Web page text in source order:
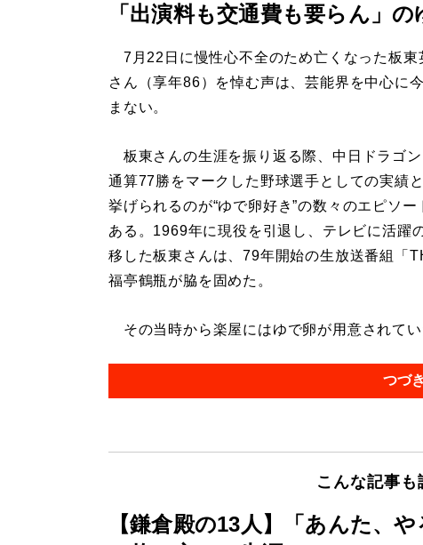
「出演料も交通費も要らん」
7月22日に慢性心不全のため亡くなった板東
さん（享年86）を悼む声は、芸能界を中心に
まない。
板東さんの生涯を振り返る際、中日ドラゴ
通算77勝をマークした野球選手としての実績
挙げられるのが“ゆで卵好き”の数々のエピソー
ある。1969年に現役を引退し、テレビに活躍
移した板東さんは、79年開始の生放送番組「
福亭鶴瓶が脇を固めた。
その当時から楽屋にはゆで卵が用意されて
つづ
こんな記事も
【鎌倉殿の13人】「あんた、